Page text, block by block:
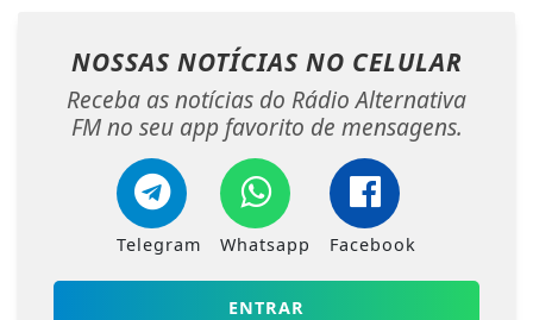
NOSSAS NOTÍCIAS NO CELULAR
Receba as notícias do Rádio Alternativa
FM no seu app favorito de mensagens.
Telegram Whatsapp Facebook
ENTRAR